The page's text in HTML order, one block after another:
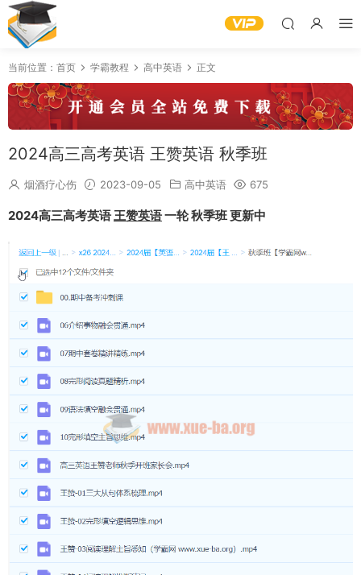
当前位置： 首页 学霸教程 高中英语 正文
2024高三高考英语 王赞英语 秋季班
烟酒疗心伤 2023-09-05 高中英语 675
2024高三高考英语王赞英语一轮 秋季班 更新中